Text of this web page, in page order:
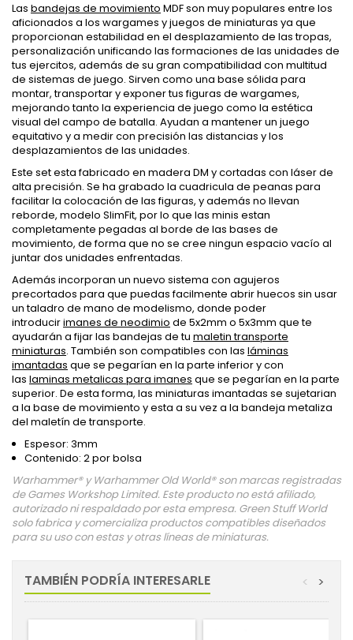
Las bandejas de movimiento MDF son muy populares entre los
aficionados a los wargames y juegos de miniaturas ya que
proporcionan estabilidad en el desplazamiento de las tropas,
personalización unificando las formaciones de las unidades de
tus ejercitos, además de su gran compatibilidad con multitud
de sistemas de juego. Sirven como una base sólida para
montar, transportar y exponer tus figuras de wargames,
mejorando tanto la experiencia de juego como la estética
visual del campo de batalla. Ayudan a mantener un juego
equitativo y a medir con precisión las distancias y los
desplazamientos de las unidades.
Este set esta fabricado en madera DM y cortadas con láser de
alta precisión. Se ha grabado la cuadricula de peanas para
facilitar la colocación de las figuras, y además no llevan
reborde, modelo SlimFit, por lo que las minis estan
completamente pegadas al borde de las bases de
movimiento, de forma que no se cree ningun espacio vacío al
juntar dos unidades enfrentadas.
Además incorporan un nuevo sistema con agujeros
precortados para que puedas facilmente abrir huecos sin usar
un taladro de mano de modelismo, donde poder
introducirimanes de neodimio de 5x2mm o 5x3mm que te
ayudarán a fijar las bandejas de tu maletin transporte
miniaturas. También son compatibles con las láminas
imantadas que se pegarían en la parte inferior y con
las laminas metalicas para imanes que se pegarían en la parte
superior. De esta forma, las miniaturas imantadas se sujetarian
a la base de movimiento y esta a su vez a la bandeja metaliza
del maletín de transporte.
Espesor: 3mm
Contenido: 2 por bolsa
Warhammer® y Warhammer Old World® son marcas registradas
de Games Workshop Limited. Este producto no está afiliado,
autorizado ni respaldado por esta empresa. Green Stuff World
solo fabrica y comercializa productos compatibles diseñados
para su uso con estas y otras líneas de miniaturas.
TAMBIÉN PODRÍA INTERESARLE >
<